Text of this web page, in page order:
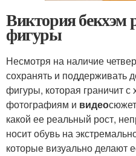
Виктория бекхэм
фигуры
Несмотря на наличие
сохранять и поддерживать
фигуры, которая граничит с
фотографиям и видео
какой ее реальный рост,
носит обувь на
которые визуально делают